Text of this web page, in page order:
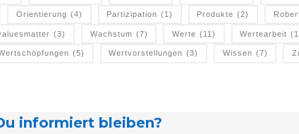
Orientierung (4) Partizipation (1) Produkte (2)
(3) Wachstum (7) Werte (11) Wertearbeit
(5) Wertvorstellungen (3) Wissen (7)
informiert bleiben?